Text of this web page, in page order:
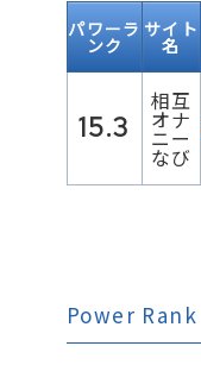
パワーラ
ンク
サイト
名
15.3
相互
オナ
ニー
なび
Power Rank